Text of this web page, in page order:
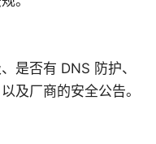
是否有 DNS 防护、
及厂商的安全公告。